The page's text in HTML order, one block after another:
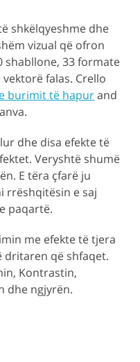
shkëlqyeshme dhe
vizual që ofron
shabllone, 33 formate
falas. Crello
burimit të hapurand
dhe disa efekte të
Veryshtë shumë
E tëra çfarë ju
rrëshqitësin e saj
paqartë.
me efekte të tjera
dritaren që shfaqet.
Kontrastin,
dhe ngjyrën.